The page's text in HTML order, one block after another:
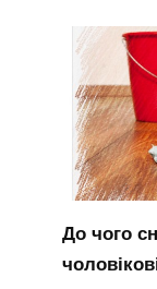
До чого